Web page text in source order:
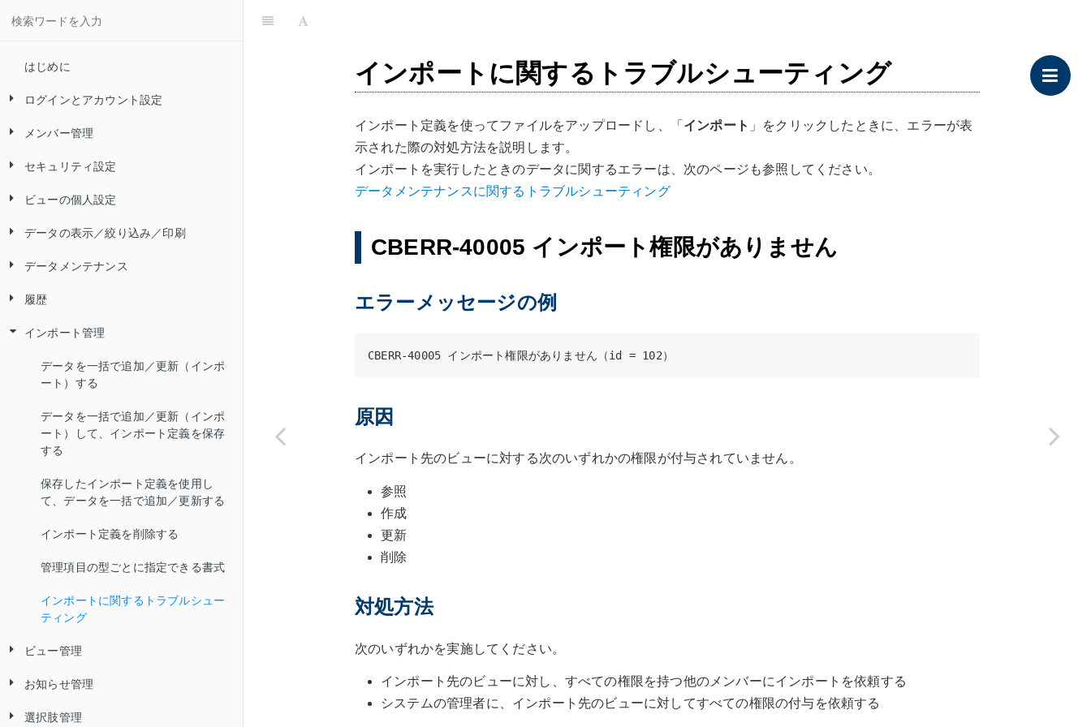
はじめに
ログインとアカウント設定
Convi.BASE にログインする
Convi.BASE からログアウトする
自分のパスワードを変更する
自分のパスワードをリセットする
二要素認証とは
自分の二要素認証を無効にする
二要素認証のトラブルシューティ
ング
ログインに関するトラブルシューテ
メンバー管理
メンバーを追加する（アカウントの
削除）
ログイン ID を変更する
メンバーのパスワードを変更する
メンバーの二要素認証を無効にする
セキュリティ設定
アカウントロックを設定／解除する
パスワードポリシーを設定する
IP アドレス制限を設定する
SAML 認証を設定する
ビューの個人設定
ビューを検索する
ビューをお気に入りに登録する
ビューの表示・非表示を切り替える
データの表示／絞り込み／印刷
ビューのデータを表示する
フィルターを使ってデータを絞り込
絞り込む
替える／並び順を変更する
データを印刷する
ファイルにエクスポートする
階層バーコード一覧帳票を出力す
データメンテナンス
データを追加する
データを編集する
複数のデータを編集する
ごみ箱のデータを元に戻す
内容を変えずにデータを複製する
内容を再利用してデータを作成する
データをアーカイブする
アーカイブしたデータを確認する
ルシューティング
履歴
履歴を確認する
履歴を追加する
履歴を削除する
履歴をエクスポートする
インポート管理
データを一括で追加／更新（インポ
ート）する
データを一括で追加／更新（インポ
ート）して、インポート定義を保存
する
保存したインポート定義を使用し
て、データを一括で追加／更新する
インポート定義を削除する
管理項目の型ごとに指定できる書式
インポートに関するトラブルシュー
ティング
ビュー管理
ビューを作成する
日付条件（「今日」「昨日」「今
2 つのテーブル／ビューから新しい
お知らせ管理
お知らせを確認する
選択肢管理
インポートに関するトラブルシューティング
インポート定義を使ってファイルをアップロードし、「 インポート 」をクリックしたときに、エラーが表
示された際の対処方法を説明します。
インポートを実行したときのデータに関するエラーは、次のページも参照してください。
データメンテナンスに関するトラブルシューティング
CBERR-40005 インポート権限がありません
エラーメッセージの例
原因
インポート先のビューに対する次のいずれかの権限が付与されていません。
参照
作成
更新
削除
対処方法
次のいずれかを実施してください。
インポート先のビューに対し、すべての権限を持つ他のメンバーにインポートを依頼する
システムの管理者に、インポート先のビューに対してすべての権限の付与を依頼する